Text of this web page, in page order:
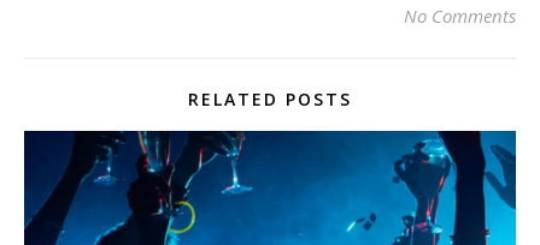
No Comments
RELATED POSTS